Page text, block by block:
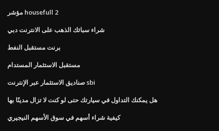
مؤشر housefull 2
شراء سبائك الذهب على الانترنت دبي
برنت مستقبل النفط
مستقبل الاستثمار المستدام
صناديق الاستثمار عبر الإنترنت sbi
هل يمكنك التداول في سيارتك حتى لو كنت لا تزال مدينًا بها
كيفية شراء أسهم في سوق الأسهم النيجيري